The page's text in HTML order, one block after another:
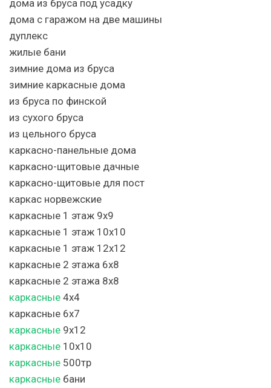
дома из бруса под усадку
дома с гаражом на две машины
дуплекс
жилые бани
зимние дома из бруса
зимние каркасные дома
из бруса по финской
из сухого бруса
из цельного бруса
каркасно-панельные дома
каркасно-щитовые дачные
каркасно-щитовые для пост
каркас норвежские
каркасные 1 этаж 9х9
каркасные 1 этаж 10х10
каркасные 1 этаж 12х12
каркасные 2 этажа 6х8
каркасные 2 этажа 8х8
каркасные 4х4
каркасные 6х7
каркасные 9х12
каркасные 10х10
каркасные 500тр
каркасные бани